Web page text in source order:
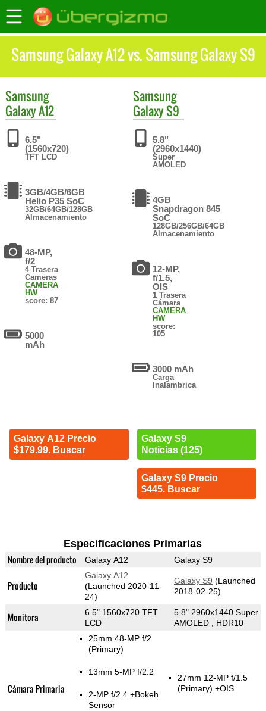
Samsung Galaxy A12 vs. Samsung Galaxy S9
Samsung
Galaxy A12
6.5"
(1560x720)
TFT LCD
3GB/4GB/6GB
Helio P35 SoC
32GB/64GB/128GB
Almacenamiento
48-MP,
f/2
4 Trasera
Cameras
CAMERA
HW
score: 87
5000
mAh
Galaxy A12 Precio
$179.99. Buscar
Samsung
Galaxy S9
5.8"
(2960x1440)
Super
AMOLED
4GB
Snapdragon 845
SoC
128GB/256GB/64GB
Almacenamiento
12-MP,
f/1.5,
OIS
1 Trasera
Cámara
CAMERA
HW
score:
105
3000 mAh
Carga
Inalambrica
Galaxy S9
Noticias (125)
Galaxy S9 Precio
$445. Buscar
Especificaciones Primarias
Nombre del producto Galaxy A12 Galaxy S9
Producto
Galaxy A12
(Launched 2020-11-
24)
Galaxy S9 (Launched
2018-02-25)
Monitora
6.5" 1560x720 TFT
LCD
5.8" 2960x1440 Super
AMOLED , HDR10
Cámara Primaria
25mm 48-MP f/2
(Primary)
13mm 5-MP f/2.2
2-MP f/2.4 +Bokeh
Sensor
27mm 12-MP f/1.5
(Primary) +OIS